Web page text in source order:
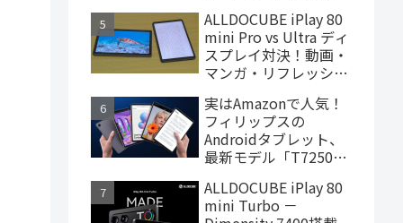
LEDライト
ALLDOCUBE iPlay 80
mini Pro vs Ultra ディ
スプレイ対決！動画・
マンガ・リフレッシュ
実はAmazonで人気！
フィリップスの
Androidタブレット、
最新モデル「T7250」
ALLDOCUBE iPlay 80
mini Turbo －